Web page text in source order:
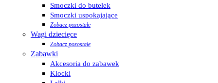
Smoczki do butelek
Smoczki uspokajające
Zobacz pozostałe
Wagi dziecięce
Zobacz pozostałe
Zabawki
Akcesoria do zabawek
Klocki